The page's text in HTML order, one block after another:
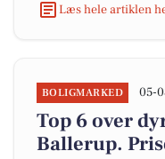
Læs hele artiklen
BOLIGMARKED 05-
Top 6 over
Ballerup.